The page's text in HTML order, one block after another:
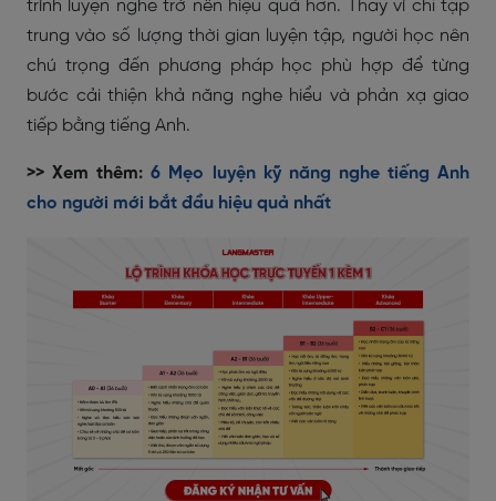
trình luyện nghe trở nên hiệu quả hơn. Thay vì chỉ tập
trung vào số lượng thời gian luyện tập, người học nên
chú trọng đến phương pháp học phù hợp để từng
bước cải thiện khả năng nghe hiểu và phản xạ giao
tiếp bằng tiếng Anh.
>> Xem thêm:6 Mẹo luyện kỹ năng nghe tiếng Anh
cho người mới bắt đầu hiệu quả nhất